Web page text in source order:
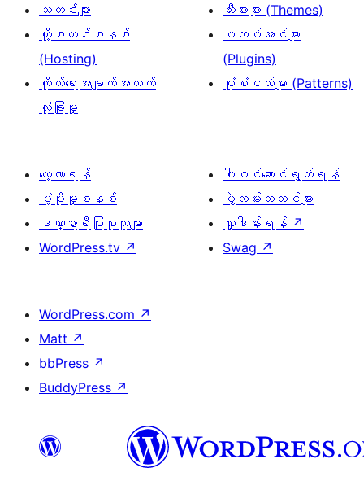
သတင်းများ
ဟို့စတင်းစနစ်
(Hosting)
ကိုယ်ရေးအချက်အလက်
လုံခြုံမှု
သီးမားများ (Themes)
ပလပ်အင်များ
(Plugins)
ပုံစံငယ်များ (Patterns)
လေ့လာရန်
ပံ့ပိုးမှုစနစ်
ဒဏ္ဍာရီပြုစုသူများ
WordPress.tv ↗
ပါဝင်ဆောင်ရွက်ရန်
ပွဲလမ်းသဘင်များ
လှူဒါန်းရန် ↗
Swag ↗
WordPress.com ↗
Matt ↗
bbPress ↗
BuddyPress ↗